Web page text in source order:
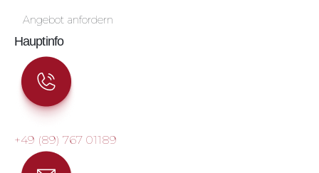
Angebot anfordern
Hauptinfo
+49 (89) 767 01189